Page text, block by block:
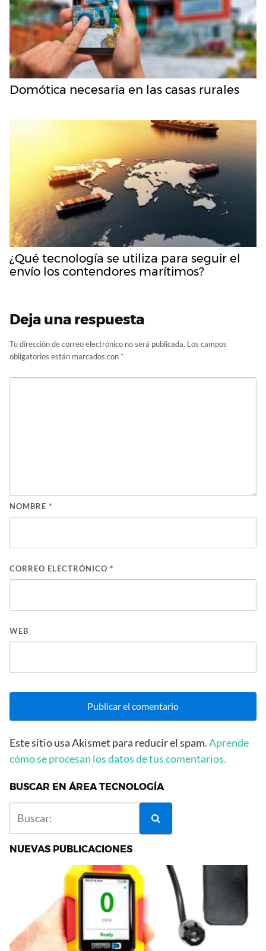
Domótica necesaria en las casas rurales
¿Qué tecnología se utiliza para seguir el
envío los contendores marítimos?
Deja una respuesta
Tu dirección de correo electrónico no será publicada. Los campos
obligatorios están marcados con *
NOMBRE *
CORREO ELECTRÓNICO *
WEB
Este sitio usa Akismet para reducir el spam.Aprende
cómo se procesan los datos de tus comentarios.
BUSCAR EN ÁREA TECNOLOGÍA
NUEVAS PUBLICACIONES